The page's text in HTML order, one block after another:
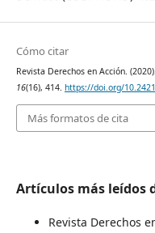
Cómo citar
Revista Derechos en Acción.
16(16), 414. https://doi.org/
Más formatos de cita
Artículos más leídos
Revista Derechos